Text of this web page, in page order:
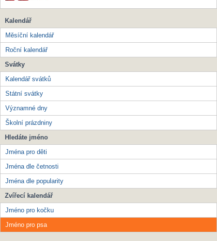
Kalendář
Měsíční kalendář
Roční kalendář
Svátky
Kalendář svátků
Státní svátky
Významné dny
Školní prázdniny
Hledáte jméno
Jména pro děti
Jména dle četnosti
Jména dle popularity
Zvířecí kalendář
Jméno pro kočku
Jméno pro psa